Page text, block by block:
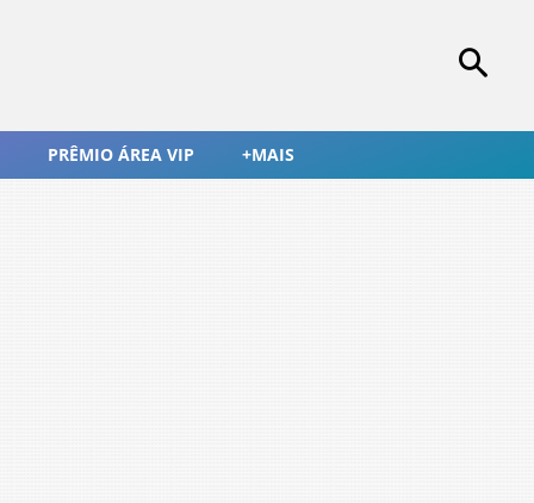
PRÊMIO ÁREA VIP +MAIS